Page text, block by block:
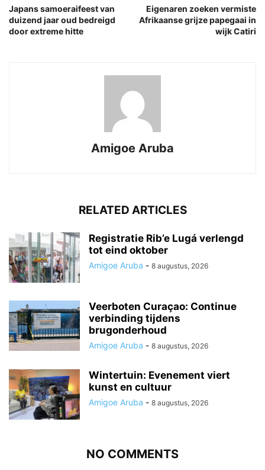
Japans samoeraifeest van
duizend jaar oud bedreigd
door extreme hitte
Eigenaren zoeken vermiste
Afrikaanse grijze papegaai in
wijk Catiri
Amigoe Aruba
RELATED ARTICLES
Registratie Rib’e Lugá verlengd
tot eind oktober
Amigoe Aruba - 8 augustus, 2026
Veerboten Curaçao: Continue
verbinding tijdens
brugonderhoud
Amigoe Aruba - 8 augustus, 2026
Wintertuin: Evenement viert
kunst en cultuur
Amigoe Aruba - 8 augustus, 2026
NO COMMENTS